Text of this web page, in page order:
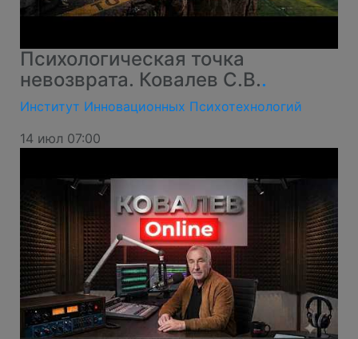
Психологическая точка
невозврата. Ковалев С.В..
Институт Инновационных Психотехнологий
14 июл 07:00